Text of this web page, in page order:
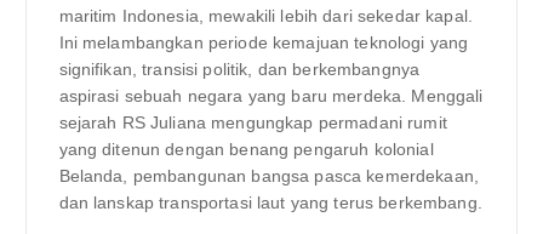
maritim Indonesia, mewakili lebih dari sekedar kapal.
Ini melambangkan periode kemajuan teknologi yang
signifikan, transisi politik, dan berkembangnya
aspirasi sebuah negara yang baru merdeka. Menggali
sejarah RS Juliana mengungkap permadani rumit
yang ditenun dengan benang pengaruh kolonial
Belanda, pembangunan bangsa pasca kemerdekaan,
dan lanskap transportasi laut yang terus berkembang.